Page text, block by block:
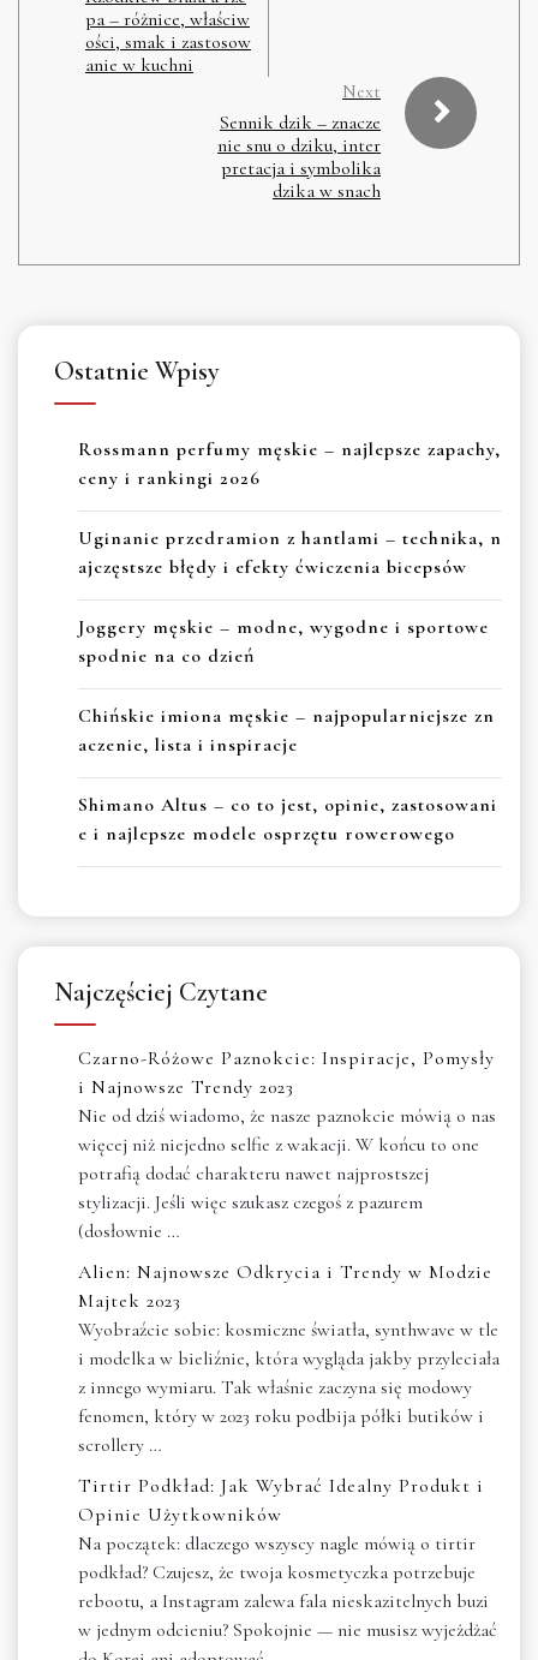
pa – różnice, właściw
ości, smak i zastosow
anie w kuchni
Next
Sennik dzik – znacze
nie snu o dziku, inter
pretacja i symbolika
dzika w snach
Ostatnie Wpisy
Rossmann perfumy męskie – najlepsze zapachy,
ceny i rankingi 2026
Uginanie przedramion z hantlami – technika, n
ajczęstsze błędy i efekty ćwiczenia bicepsów
Joggery męskie – modne, wygodne i sportowe
spodnie na co dzień
Chińskie imiona męskie – najpopularniejsze zn
aczenie, lista i inspiracje
Shimano Altus – co to jest, opinie, zastosowani
e i najlepsze modele osprzętu rowerowego
Najczęściej Czytane
Czarno-Różowe Paznokcie: Inspiracje, Pomysły
i Najnowsze Trendy 2023
Nie od dziś wiadomo, że nasze paznokcie mówią o nas
więcej niż niejedno selfie z wakacji. W końcu to one
potrafią dodać charakteru nawet najprostszej
stylizacji. Jeśli więc szukasz czegoś z pazurem
(dosłownie …
Alien: Najnowsze Odkrycia i Trendy w Modzie
Majtek 2023
Wyobraźcie sobie: kosmiczne światła, synthwave w tle
i modelka w bieliźnie, która wygląda jakby przyleciała
z innego wymiaru. Tak właśnie zaczyna się modowy
fenomen, który w 2023 roku podbija półki butików i
scrollery …
Tirtir Podkład: Jak Wybrać Idealny Produkt i
Opinie Użytkowników
Na początek: dlaczego wszyscy nagle mówią o tirtir
podkład? Czujesz, że twoja kosmetyczka potrzebuje
rebootu, a Instagram zalewa fala nieskazitelnych buzi
w jednym odcieniu? Spokojnie — nie musisz wyjeżdżać